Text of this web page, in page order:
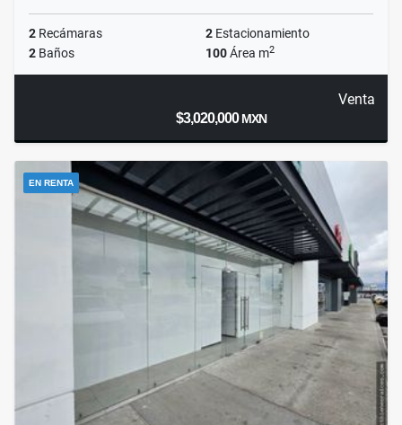
2 Recámaras 2 Estacionamiento
2 Baños 100Área m2
Venta
$3,020,000MXN
EN RENTA